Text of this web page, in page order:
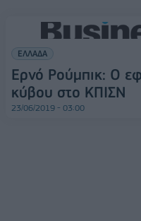
ΕΛΛΑΔΑ
Ερνό Ρούμπικ: Ο
κύβου στο ΚΠΙΣΝ
23/06/2019 - 03:00